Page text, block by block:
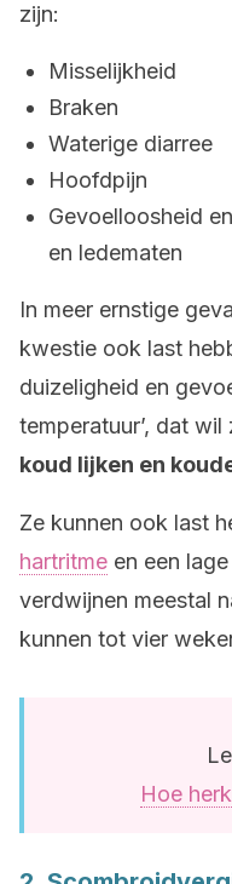
zijn:
Misselijkheid
Braken
Waterige diarree
Hoofdpijn
Gevoelloosheid
en ledematen
In meer ernstige
kwestie ook last
duizeligheid en
temperatuur’, dat
koud lijken en
Ze kunnen ook last
hartritme en een
verdwijnen meestal
kunnen tot vier
Hoe